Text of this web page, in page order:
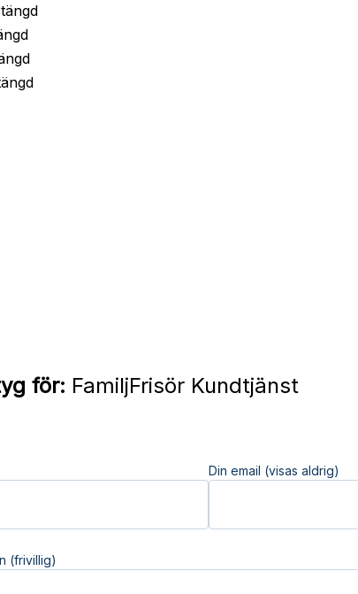
för: FamiljFrisör Kundtjänst
Din email (visas aldrig)
(frivillig)